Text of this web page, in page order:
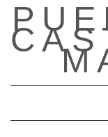
Saltar
contenido